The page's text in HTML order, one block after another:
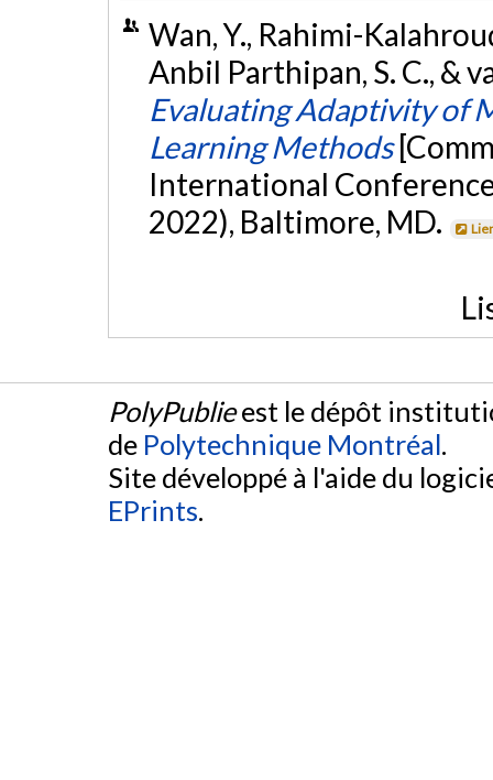
Wan, Y., Rahimi-
Anbil Parthipan, S. C., &
Evaluating Adaptivity of
Learning Methods
International
2022), Baltimore, MD.
PolyPublieest le dépôt
de Polytechnique Montréal.
Site développé à l'aide du
EPrints.